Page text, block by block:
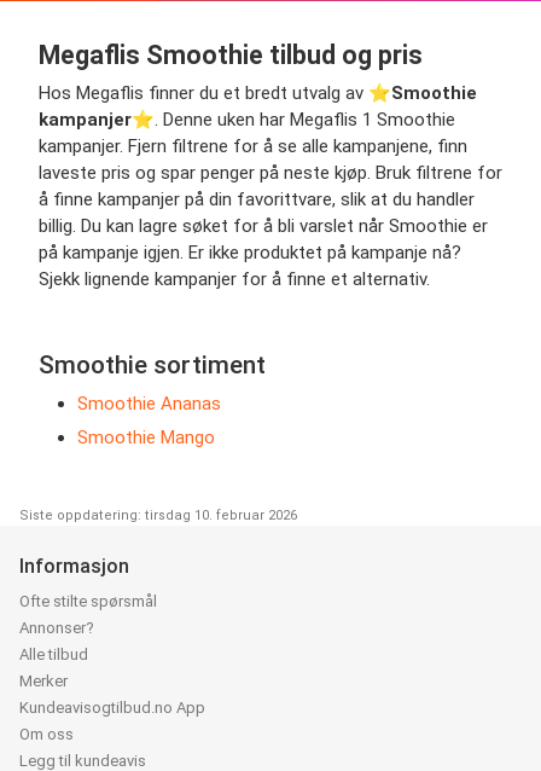
Megaflis Smoothie tilbud og pris
Hos Megaflis finner du et bredt utvalg av ⭐️Smoothie
kampanjer⭐️. Denne uken har Megaflis 1 Smoothie
kampanjer. Fjern filtrene for å se alle kampanjene, finn
laveste pris og spar penger på neste kjøp. Bruk filtrene for
å finne kampanjer på din favorittvare, slik at du handler
billig. Du kan lagre søket for å bli varslet når Smoothie er
på kampanje igjen. Er ikke produktet på kampanje nå?
Sjekk lignende kampanjer for å finne et alternativ.
Smoothie sortiment
Smoothie Ananas
Smoothie Mango
Siste oppdatering: tirsdag 10. februar 2026
Informasjon
Ofte stilte spørsmål
Annonser?
Alle tilbud
Merker
Kundeavisogtilbud.no App
Om oss
Legg til kundeavis